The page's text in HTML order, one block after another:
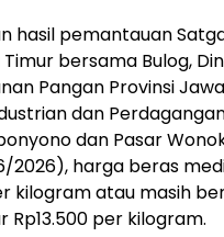
hasil pemantauan
bersama Bulog,
Pangan Provinsi
dan
dan Pasar
2026), harga beras
kilogram atau masih
Rp13.500 per kilogram.